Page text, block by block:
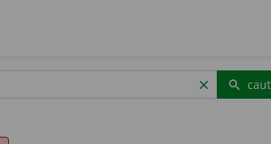
clear search